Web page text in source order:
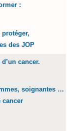
:
protéger,
des JOP
cancer.
soignantes …
cancer